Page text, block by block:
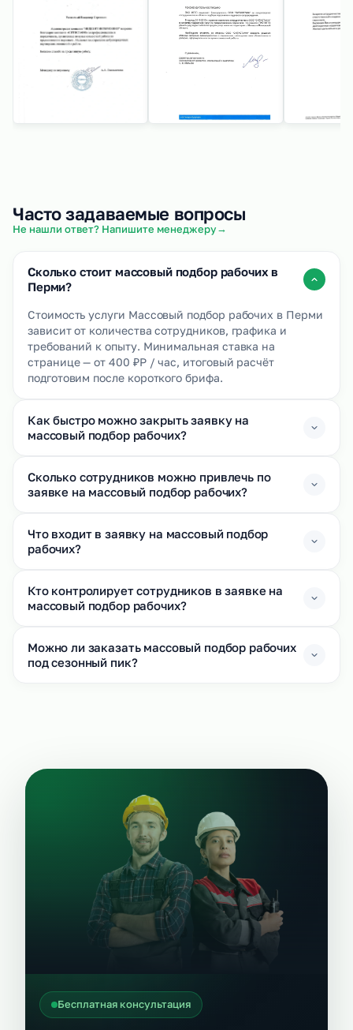
Часто задаваемые вопросы
Не нашли ответ? Напишите менеджеру→
Сколько стоит массовый подбор рабочих в
Перми?
Стоимость услуги Массовый подбор рабочих в Перми
зависит от количества сотрудников, графика и
требований к опыту. Минимальная ставка на
странице — от 400 ₽Р / час, итоговый расчёт
подготовим после короткого брифа.
Как быстро можно закрыть заявку на
массовый подбор рабочих?
Сколько сотрудников можно привлечь по
заявке на массовый подбор рабочих?
Что входит в заявку на массовый подбор
рабочих?
Кто контролирует сотрудников в заявке на
массовый подбор рабочих?
Можно ли заказать массовый подбор рабочих
под сезонный пик?
Бесплатная консультация